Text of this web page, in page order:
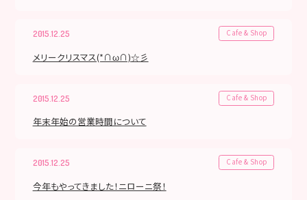
2015.12.25 Cafe & Shop
メリークリスマス(*∩ω∩)☆彡
2015.12.25 Cafe & Shop
年末年始の営業時間について
2015.12.25 Cafe & Shop
今年もやってきました！ニローニ祭！